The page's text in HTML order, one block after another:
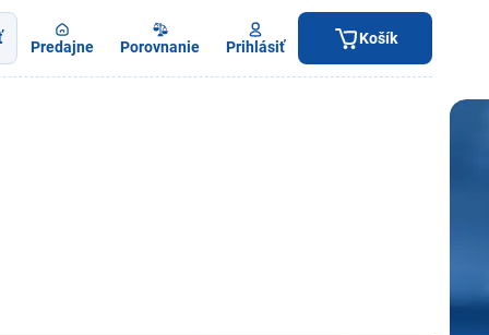
Predajne Porovnanie Prihlásiť Košík